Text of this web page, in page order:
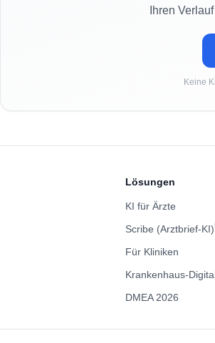
Ihren
Keine
Lösungen
KI für Ärzte
Scribe (Arztbrief-KI)
Für Kliniken
Krankenhaus-
DMEA 2026